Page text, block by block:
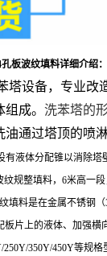
板波纹填料详细介绍：
设备，专业改
成。 洗苯塔的
通过塔顶的
液体分配锥以消除
整填料，6米高一
料是在金属不锈钢
板片上的液体、加
350Y/450Y等规